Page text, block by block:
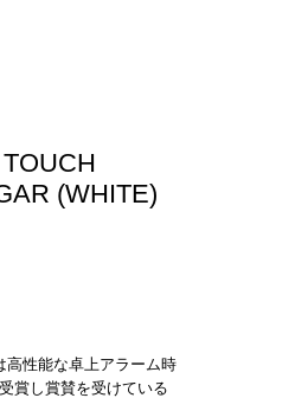
(WHITE)
高性能な卓上アラーム時
賞し賞賛を受けている